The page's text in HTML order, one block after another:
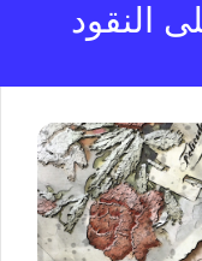
النقود